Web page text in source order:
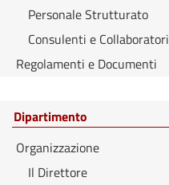
Personale Strutturato
Consulenti e Collaboratori
Regolamenti e Documenti
Dipartimento
Organizzazione
Il Direttore